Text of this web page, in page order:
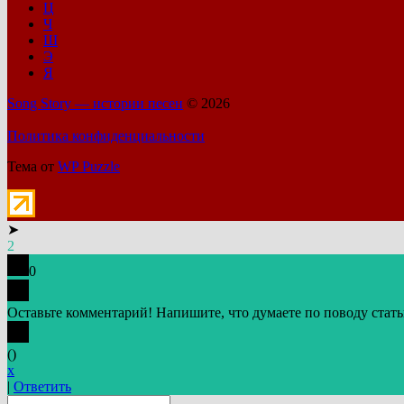
Ц
Ч
Ш
Э
Я
Song Story — истории песен © 2026
Политика конфиденциальности
Тема от WP Puzzle
➤
2
0
Оставьте комментарий! Напишите, что думаете по поводу
()
x
| Ответить